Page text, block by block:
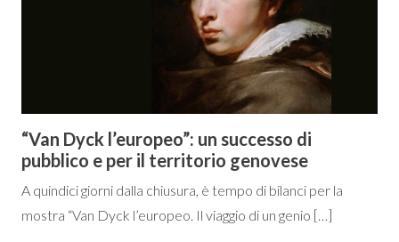
“Van Dyck l’europeo”: un successo di
pubblico e per il territorio genovese
A quindici giorni dalla chiusura, è tempo di bilanci per la
mostra “Van Dyck l’europeo. Il viaggio di un genio […]